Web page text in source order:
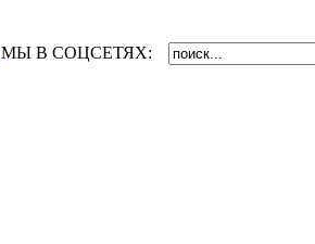
МЫ В СОЦСЕТЯХ: